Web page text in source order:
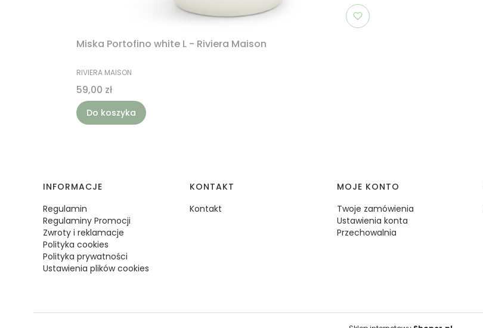
Miska Portofino white L - Riviera Maison
PRODUCENT
RIVIERA MAISON
Cena
59,00 zł
Do koszyka
Linki w stopce
INFORMACJE
Regulamin
Regulaminy Promocji
Zwroty i reklamacje
Polityka cookies
Polityka prywatności
Ustawienia plików cookies
KONTAKT
Kontakt
MOJE KONTO
Twoje zamówienia
Ustawienia konta
Przechowalnia